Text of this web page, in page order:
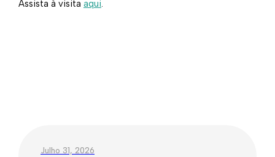
Assista à visita aqui.
Julho 31, 2026